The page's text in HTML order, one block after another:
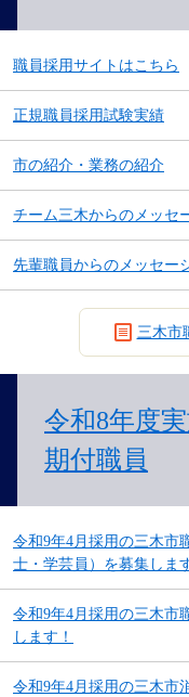
職員採用サイトはこちら
正規職員採用試験実績
市の紹介・業務の紹介
チーム三木からのメッセ
先輩職員からのメッセー
三木市
令和8年度
期付職員
令和9年4月採用の三木市
士・学芸員）を募集しま
令和9年4月採用の三木市
します！
令和9年4月採用の三木